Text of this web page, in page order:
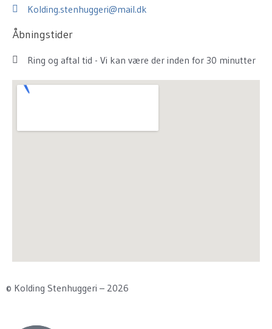
Kolding.stenhuggeri@mail.dk
Åbningstider
Ring og aftal tid - Vi kan være der inden for 30 minutter
© Kolding Stenhuggeri – 2026